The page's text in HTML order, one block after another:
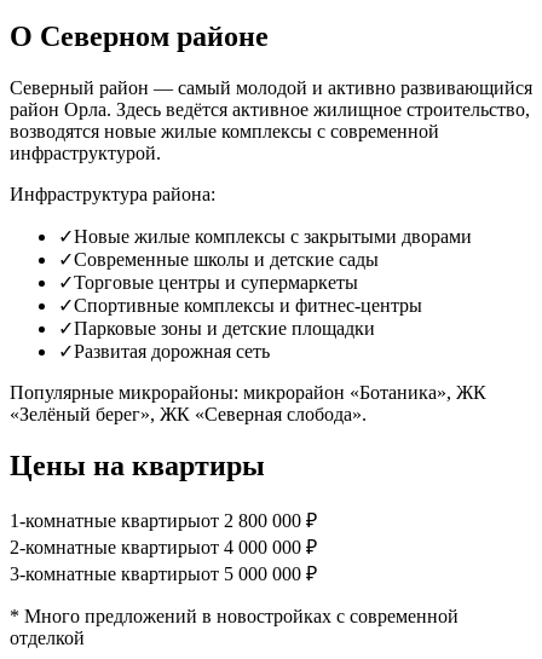
О Северном районе
Северный район — самый молодой и активно развивающийся
район Орла. Здесь ведётся активное жилищное строительство,
возводятся новые жилые комплексы с современной
инфраструктурой.
Инфраструктура района:
✓Новые жилые комплексы с закрытыми дворами
✓Современные школы и детские сады
✓Торговые центры и супермаркеты
✓Спортивные комплексы и фитнес-центры
✓Парковые зоны и детские площадки
✓Развитая дорожная сеть
Популярные микрорайоны: микрорайон «Ботаника», ЖК
«Зелёный берег», ЖК «Северная слобода».
Цены на квартиры
1-комнатные квартирыот 2 800 000 ₽
2-комнатные квартирыот 4 000 000 ₽
3-комнатные квартирыот 5 000 000 ₽
* Много предложений в новостройках с современной
отделкой